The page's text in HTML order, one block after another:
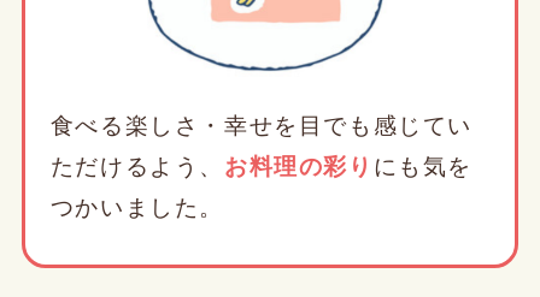
食べる楽しさ・幸せを目でも感じてい
ただけるよう、 お料理の彩り にも気を
つかいました。